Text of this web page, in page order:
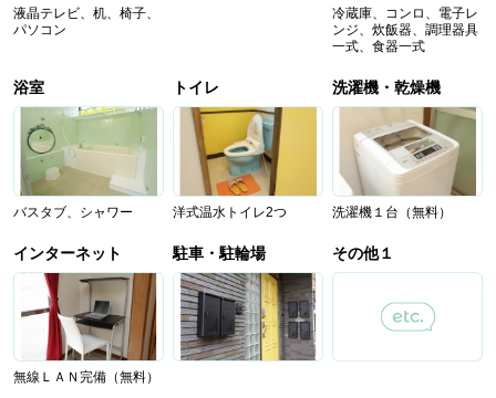
液晶テレビ、机、椅子、
パソコン
冷蔵庫、コンロ、電子レ
ンジ、炊飯器、調理器具
一式、食器一式
浴室
バスタブ、シャワー
トイレ
洋式温水トイレ2つ
洗濯機・乾燥機
洗濯機１台（無料）
インターネット
無線ＬＡＮ完備（無料）
駐車・駐輪場 その他１